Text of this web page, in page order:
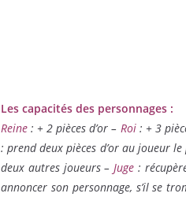
Les capacités des personnages :
Reine : + 2 pièces d’or – Roi: + 3
: prend deux pièces d’or au joueur
deux autres joueurs –Juge :
annoncer son personnage, s’il se